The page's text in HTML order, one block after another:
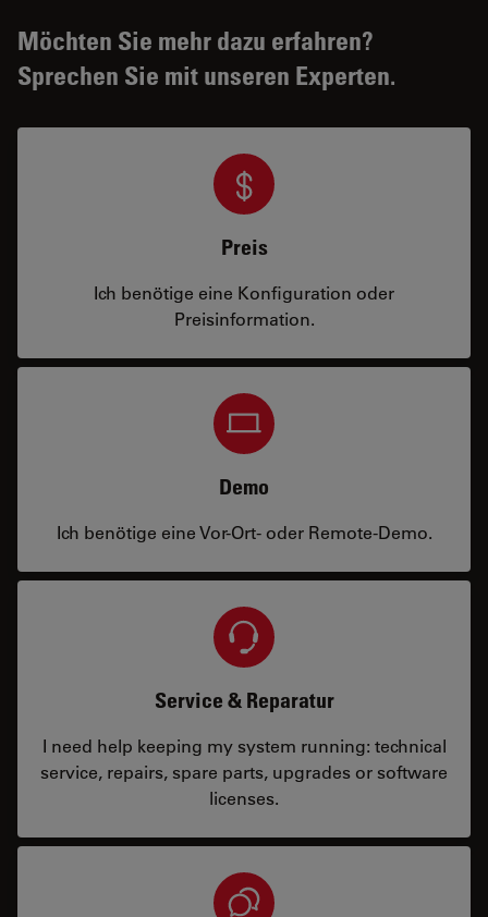
Möchten Sie mehr dazu erfahren?
Sprechen Sie mit unseren Experten.
Preis
Ich benötige eine Konfiguration oder
Preisinformation.
Demo
Ich benötige eine Vor-Ort- oder Remote-Demo.
Service & Reparatur
I need help keeping my system running: technical
service, repairs, spare parts, upgrades or software
licenses.